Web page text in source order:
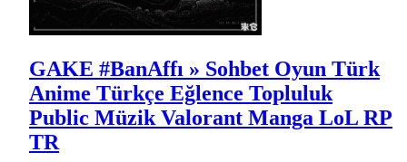
GAKE #BanAffı » Sohbet Oyun Türk
Anime Türkçe Eğlence Topluluk
Public Müzik Valorant Manga LoL RP
TR